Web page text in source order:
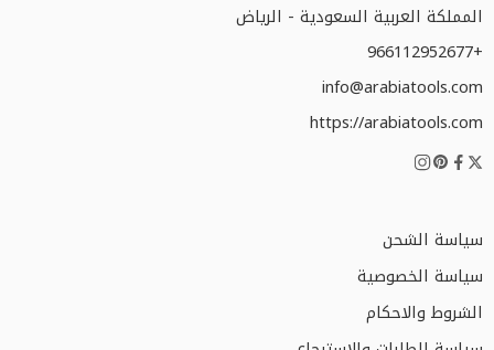
المملكة العربية السعودية - الرياض
+966112952677
info@arabiatools.com
https://arabiatools.com
سياسة الشحن
سياسة الخصوصية
الشروط والاحكام